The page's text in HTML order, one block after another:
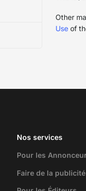
Other
Useof
Nos services
Pour les
Faire de la